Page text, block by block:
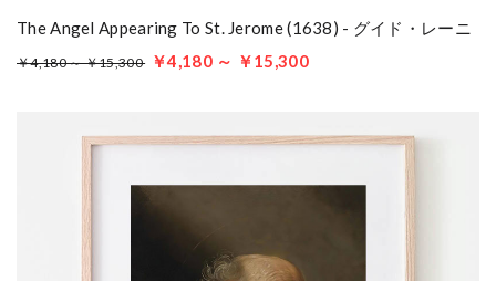
The Angel Appearing To St. Jerome (1638) - グイド・レーニ
￥4,180 ～ ￥15,300 ￥4,180 ～ ￥15,300